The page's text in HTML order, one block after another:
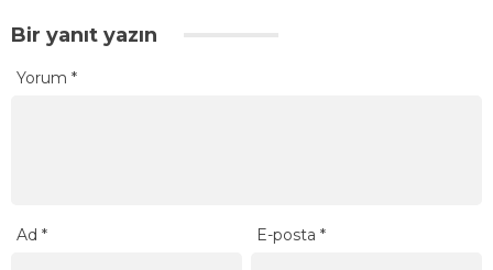
Bir yanıt yazın
Yorum *
Ad * E-posta*